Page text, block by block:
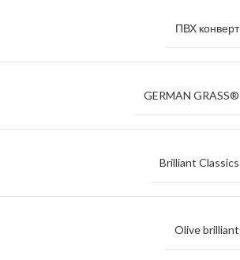
ПВХ конверт
GERMAN GRASS®
Brilliant Classics
Olive brilliant